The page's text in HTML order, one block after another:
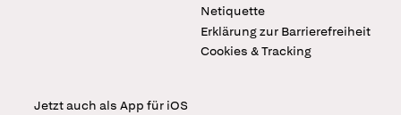
Netiquette
Erklärung zur Barrierefreiheit
Cookies & Tracking
Jetzt auch als App für iOS